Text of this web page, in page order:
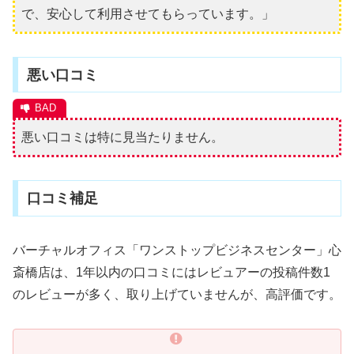
で、安心して利用させてもらっています。」
悪い口コミ
悪い口コミは特に見当たりません。
口コミ補足
バーチャルオフィス「ワンストップビジネスセンター」心
斎橋店は、1年以内の口コミにはレビュアーの投稿件数1
のレビューが多く、取り上げていませんが、高評価です。